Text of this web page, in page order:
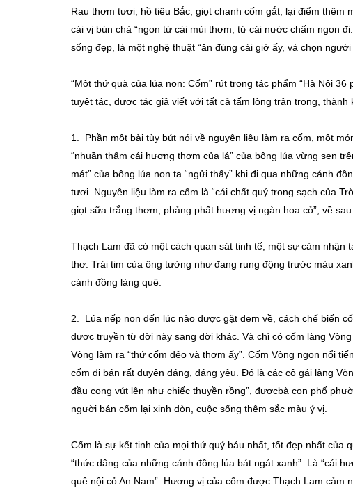
Rau thơm tươi, hồ tiêu Bắc, giọt chanh cốm gắt, lại điểm thêm
cái vị bún chả “ngon từ cái mùi thơm, từ cái nước chấm ngon
sống đẹp, là một nghệ thuật “ăn đúng cái giờ ấy, và chọn
“Một thứ quà của lúa non: Cốm” rút trong tác phẩm “Hà Nội
tuyệt tác, được tác giả viết với tất cả tấm lòng trân trọng, thành
1. Phần một bài tùy bút nói về nguyên liệu làm ra cốm, một
“nhuần thấm cái hương thơm của lá” của bông lúa vừng sen
mát” của bông lúa non ta “ngửi thấy” khi đi qua những cánh
tươi. Nguyên liệu làm ra cốm là “cái chất quý trong sạch của
giọt sữa trắng thơm, phảng phất hương vị ngàn hoa cỏ”, về
Thạch Lam đã có một cách quan sát tinh tế, một sự cảm nhận
thơ. Trái tim của ông tưởng như đang rung động trước màu
cánh đồng làng quê.
2. Lúa nếp non đến lúc nào được gặt đem về, cách chế biến
được truyền từ đời này sang đời khác. Và chỉ có cốm làng
Vòng làm ra “thứ cốm dẻo và thơm ấy”. Cốm Vòng ngon nổi
cốm đi bán rất duyên dáng, đáng yêu. Đó là các cô gái làng
đầu cong vút lên như chiếc thuyền rồng”, đượcbà con phố
người bán cốm lại xinh dòn, cuộc sống thêm sắc màu ý vị.
Cốm là sự kết tinh của mọi thứ quý báu nhất, tốt đẹp nhất của
“thức dâng của những cánh đồng lúa bát ngát xanh”. Là “cái
quê nội cỏ An Nam”. Hương vị của cốm được Thạch Lam cảm